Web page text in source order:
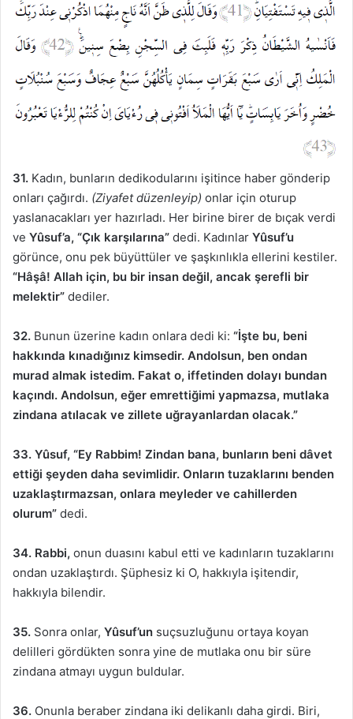
31. Kadın, bunların dedikodularını işitince haber gönderip
onları çağırdı. (Ziyafet düzenleyip) onlar için oturup
yaslanacakları yer hazırladı. Her birine birer de bıçak verdi
ve Yûsuf’a, “Çık karşılarına” dedi. Kadınlar Yûsuf’u
görünce, onu pek büyüttüler ve şaşkınlıkla ellerini kestiler.
“Hâşâ! Allah için, bu bir insan değil, ancak şerefli bir
melektir” dediler.
32. Bunun üzerine kadın onlara dedi ki: “İşte bu, beni
hakkında kınadığınız kimsedir. Andolsun, ben ondan
murad almak istedim. Fakat o, iffetinden dolayı bundan
kaçındı. Andolsun, eğer emrettiğimi yapmazsa, mutlaka
zindana atılacak ve zillete uğrayanlardan olacak.”
33. Yûsuf, “Ey Rabbim! Zindan bana, bunların beni dâvet
ettiği şeyden daha sevimlidir. Onların tuzaklarını benden
uzaklaştırmazsan, onlara meyleder ve cahillerden
olurum” dedi.
34. Rabbi, onun duasını kabul etti ve kadınların tuzaklarını
ondan uzaklaştırdı. Şüphesiz ki O, hakkıyla işitendir,
hakkıyla bilendir.
35. Sonra onlar, Yûsuf’un suçsuzluğunu ortaya koyan
delilleri gördükten sonra yine de mutlaka onu bir süre
zindana atmayı uygun buldular.
36. Onunla beraber zindana iki delikanlı daha girdi. Biri,